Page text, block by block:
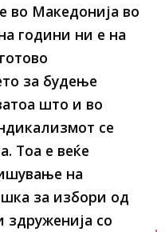
во Македонија во
години ни е на
за будење
што и во
се
Тоа е веќе
на
за избори од
здруженија со